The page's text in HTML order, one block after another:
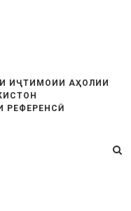
ИҶТИМОИИ АҲОЛИИ